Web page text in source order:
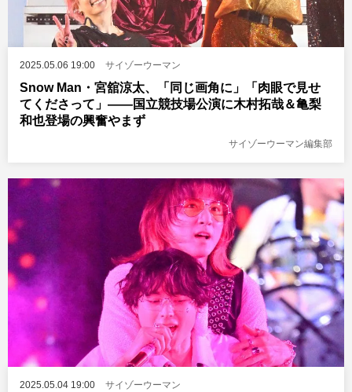
2025.05.06 19:00 サイゾーウーマン
Snow Man・宮舘涼太、「同じ画角に」「肉眼で見せ
てくださって」――国立競技場公演に木村拓哉＆亀梨
和也登場の興奮やまず
サイゾーウーマン編集部
2025.05.04 19:00 サイゾーウーマン